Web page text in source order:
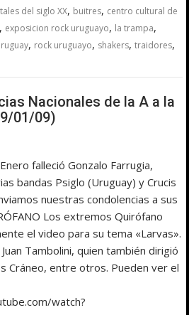
del siglo XX, buitres, centro cultural de
, exposicion rock uruguayo, la trampa,
, rock uruguayo, shakers,traidores,
Nacionales de la A a la
01/09)
falleció Gonzalo Farrugia,
bandas Psiglo (Uruguay) y Crucis
nuestras condolencias a sus
Los extremos Quirófano
el video para su tema «Larvas».
Tambolini, quien también dirigió
Cráneo, entre otros. Pueden ver el
watch?